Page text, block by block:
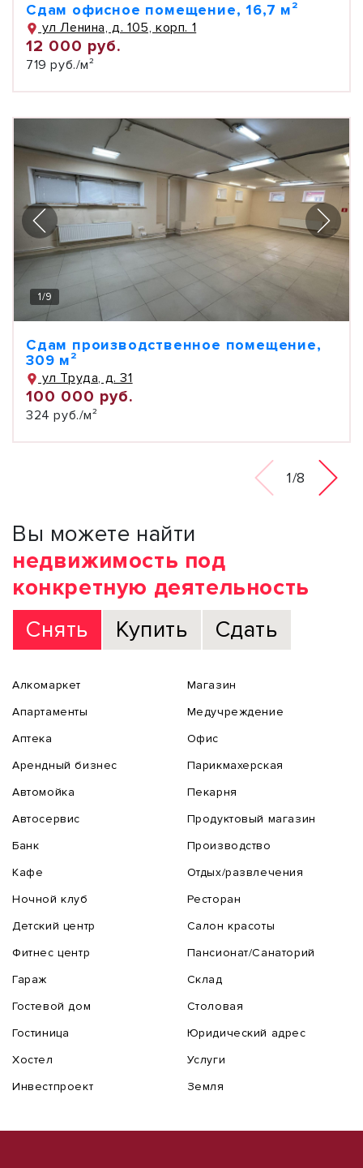
Сдам офисное помещение, 16,7 м²
ул Ленина, д. 105, корп. 1
12 000 руб.
719 руб./м²
1/9
Сдам производственное помещение,
309 м²
ул Труда, д. 31
100 000 руб.
324 руб./м²
1/8
Вы можете найти
недвижимость под
конкретную деятельность
Снять
Купить Сдать
Алкомаркет
Апартаменты
Аптека
Арендный бизнес
Автомойка
Автосервис
Банк
Кафе
Ночной клуб
Детский центр
Фитнес центр
Гараж
Гостевой дом
Гостиница
Хостел
Инвестпроект
Магазин
Медучреждение
Офис
Парикмахерская
Пекарня
Продуктовый магазин
Производство
Отдых/развлечения
Ресторан
Салон красоты
Пансионат/Санаторий
Склад
Столовая
Юридический адрес
Услуги
Земля